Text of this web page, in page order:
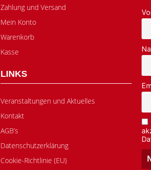
Zahlung und Versand
Mein Konto
Warenkorb
Kasse
LINKS
Veranstaltungen und Aktuelles
Kontakt
AGB’s
Datenschutzerklärung
Cookie-Richtlinie (EU)